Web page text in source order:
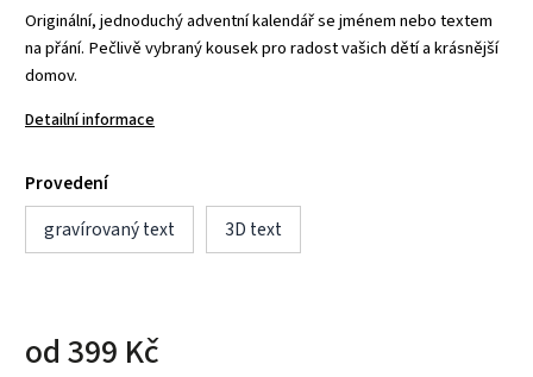
Originální, jednoduchý adventní kalendář se jménem nebo textem
na přání. Pečlivě vybraný kousek pro radost vašich dětí a krásnější
domov.
Detailní informace
Provedení
gravírovaný text
3D text
od 399 Kč